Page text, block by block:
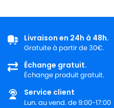
Livraison en 24h à 48h.
Gratuite à partir de 30€.
Échange gratuit.
Échange produit gratuit.
Service client
Lun. au vend. de 9:00-17:00